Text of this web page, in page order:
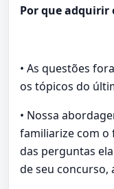
Por que adquirir
• As questões
os tópicos do
• Nossa
familiarize com o
das perguntas
de seu concurso,